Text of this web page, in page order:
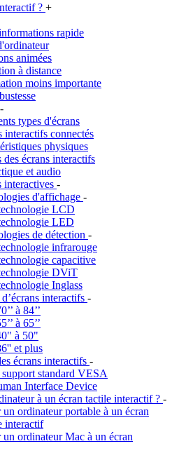
? +
rapide
animées
à distance
moins importante
-
types d'écrans
interactifs connectés
physiques
des écrans interactifs
et audio
interactives -
d'affichage -
LCD
LED
de détection -
infrarouge
capacitive
DViT
Inglass
interactifs -
à 84’’
à 65’’
à 50"
et plus
écrans interactifs -
standard VESA
Interface Device
à un écran tactile interactif ? -
un ordinateur portable à un écran
interactif
un ordinateur Mac à un écran